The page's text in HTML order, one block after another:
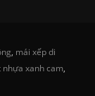
, mái xếp di
nhựa xanh cam,